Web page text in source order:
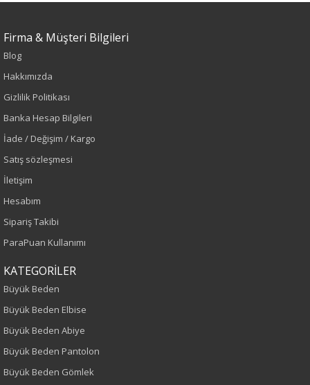
Renk
Sezon
İlkbahar-Yaz
Yaş Grubu
Kalıp
Büyük Beden
Boy
Kumaş Tipi
Firma & Müşteri Bilgileri
Blog
Hakkımızda
Gizlilik Politikası
Banka Hesap Bilgileri
İade / Değişim / Kargo
Satış sözleşmesi
İletişim
Hesabım
Sipariş Takibi
ParaPuan Kullanımı
KATEGORİLER
Büyük Beden
Büyük Beden Elbise
Büyük Beden Abiye
Büyük Beden Pantolon
Büyük Beden Gömlek